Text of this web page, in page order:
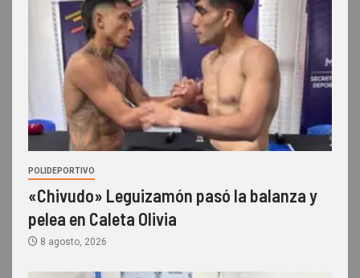
POLIDEPORTIVO
«Chivudo» Leguizamón pasó la balanza y
pelea en Caleta Olivia
8 agosto, 2026